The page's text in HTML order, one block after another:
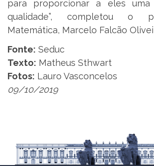
para proporcionar a eles uma
qualidade”, completou o
Matemática, Marcelo Falcão
Fonte: Seduc
Texto: Matheus Sthwart
Fotos: Lauro Vasconcelos
09/10/2019